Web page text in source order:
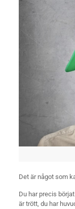
Det är något som
Du har precis
är trött, du har